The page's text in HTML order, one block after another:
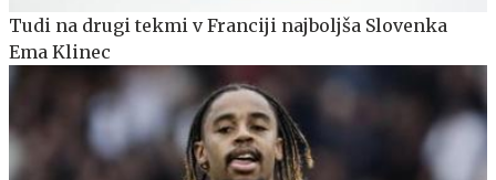
Tudi na drugi tekmi v Franciji najboljša Slovenka
Ema Klinec